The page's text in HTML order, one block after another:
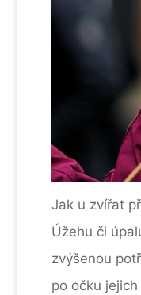
Jak u zvířat
Úžehu či
zvýšenou
po očku